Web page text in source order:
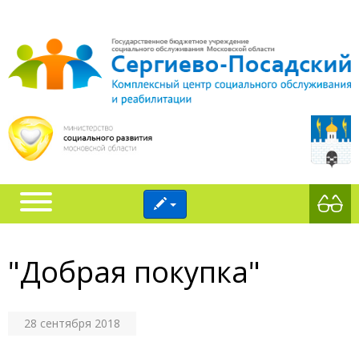
"Добрая покупка"
28 сентября 2018